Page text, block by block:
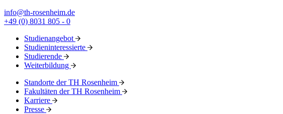
info@th-rosenheim.de
+49 (0) 8031 805 - 0
Studienangebot
Studieninteressierte
Studierende
Weiterbildung
Standorte der TH Rosenheim
Fakultäten der TH Rosenheim
Karriere
Presse